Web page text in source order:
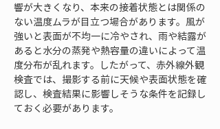
響が大きくなり、本来の接着状態とは関係の
ない温度ムラが目立つ場合があります。風が
強いと表面が不均一に冷やされ、雨や結露が
あると水分の蒸発や熱容量の違いによって温
度分布が乱れます。したがって、赤外線外観
検査では、撮影する前に天候や表面状態を確
認し、検査結果に影響しそうな条件を記録し
ておく必要があります。